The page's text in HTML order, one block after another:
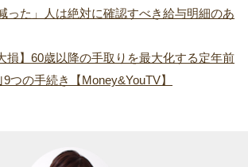
った」人は絶対に確認すべき給与明細のあ
損】60歳以降の手取りを最大化する定年前
つの手続き【Money&YouTV】